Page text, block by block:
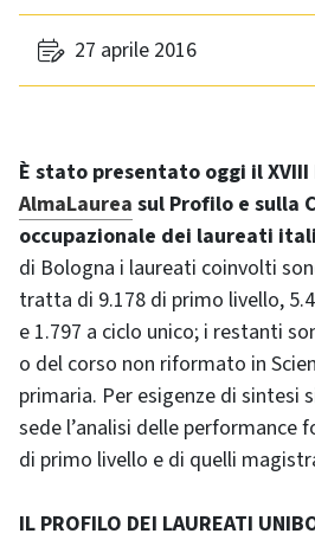
27 aprile 2016
È stato presentato oggi il
AlmaLaurea sul Profilo e sulla
occupazionale dei laureati
di Bologna i laureati coinvolti
tratta di 9.178 di primo livello,
e 1.797 a ciclo unico; i restanti
o del corso non riformato in
primaria. Per esigenze di sintesi
sede l’analisi delle performance
di primo livello e di quelli
IL PROFILO DEI LAUREATI